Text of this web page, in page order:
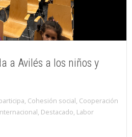
a Avilés a los niños y
, Cohesión social, Cooperación
, Destacado, Labor